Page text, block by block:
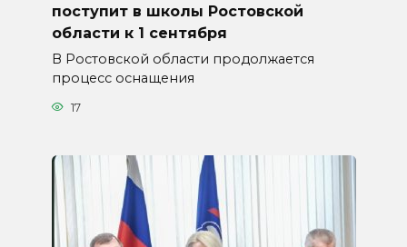
поступит в школы Ростовской
области к 1 сентября
В Ростовской области продолжается
процесс оснащения
17